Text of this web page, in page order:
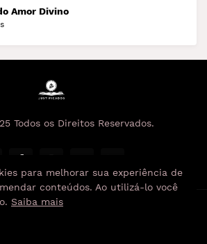
Amor Divino
Todos os Direitos Reservados.
para melhorar sua experiência de
conteúdos. Ao utilizá-lo você
Saiba mais